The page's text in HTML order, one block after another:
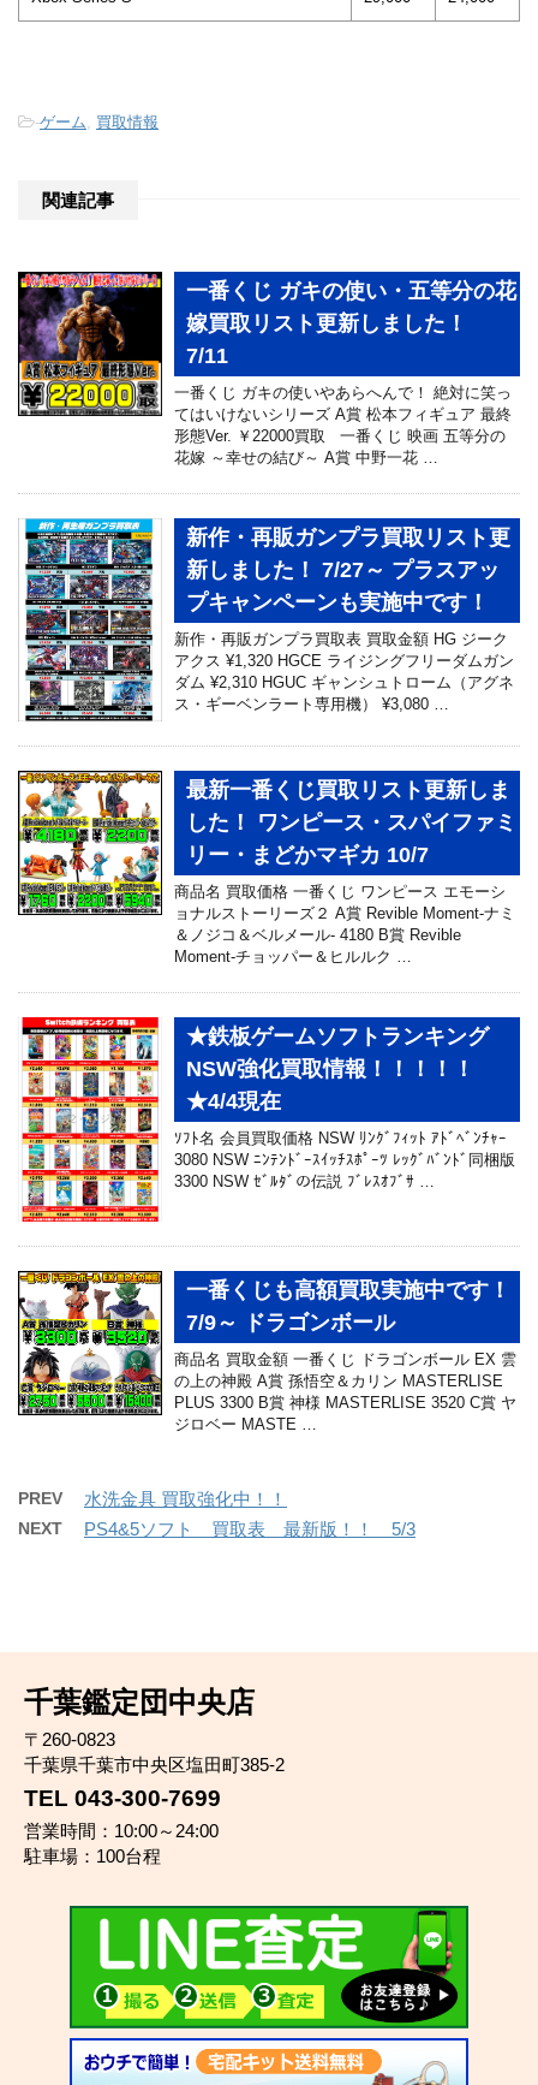
-ゲーム 買取情報
関連記事
一番くじ ガキの使い・五等分の花
嫁買取リスト更新しました！
7/11
一番くじ ガキの使いやあらへんで！ 絶対に笑っ
てはいけないシリーズ A賞 松本フィギュア 最終
形態Ver. ￥22000買取 一番くじ 映画 五等分の
花嫁 ～幸せの結び～ A賞 中野一花 …
新作・再販ガンプラ買取リスト更
新しました！ 7/27～ プラスアッ
プキャンペーンも実施中です！
新作・再販ガンプラ買取表 買取金額 HG ジーク
アクス ¥1,320 HGCE ライジングフリーダムガン
ダム ¥2,310 HGUC ギャンシュトローム（アグネ
ス・ギーベンラート専用機） ¥3,080 …
最新一番くじ買取リスト更新しま
した！ ワンピース・スパイファミ
リー・まどかマギカ 10/7
商品名 買取価格 一番くじ ワンピース エモーシ
ョナルストーリーズ２ A賞 Revible Moment-ナミ
＆ノジコ＆ベルメール- 4180 B賞 Revible
Moment-チョッパー＆ヒルルク …
★鉄板ゲームソフトランキング
NSW強化買取情報！！！！！
★4/4現在
ｿﾌﾄ名 会員買取価格 NSW ﾘﾝｸﾞﾌｨｯﾄ ｱﾄﾞﾍﾞﾝﾁｬｰ
3080 NSW ﾆﾝﾃﾝﾄﾞｰｽｲｯﾁｽﾎﾟｰﾂ ﾚｯｸﾞﾊﾞﾝﾄﾞ同梱版
3300 NSW ｾﾞﾙﾀﾞの伝説 ﾌﾞﾚｽｵﾌﾞｻ …
一番くじも高額買取実施中です！
7/9～ ドラゴンボール
商品名 買取金額 一番くじ ドラゴンボール EX 雲
の上の神殿 A賞 孫悟空＆カリン MASTERLISE
PLUS 3300 B賞 神様 MASTERLISE 3520 C賞 ヤ
ジロベー MASTE …
PREV 水洗金具 買取強化中！！
NEXT PS4&5ソフト 買取表 最新版！！ 5/3
千葉鑑定団中央店
〒260-0823
千葉県千葉市中央区塩田町385-2
TEL 043-300-7699
営業時間：10:00～24:00
駐車場：100台程